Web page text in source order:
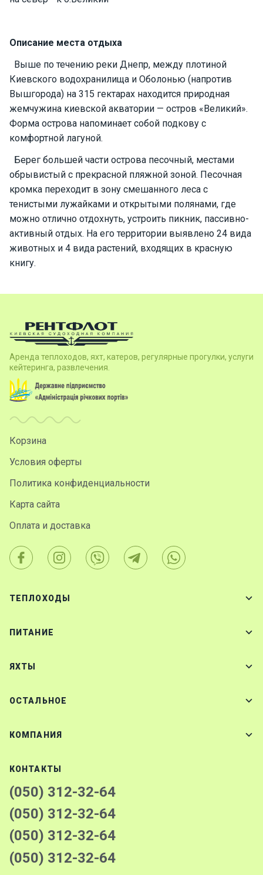
Описание места отдыха
Выше по течению реки Днепр, между плотиной
Киевского водохранилища и Оболонью (напротив
Вышгорода) на 315 гектарах находится природная
жемчужина киевской акватории — остров «Великий».
Форма острова напоминает собой подкову с
комфортной лагуной.
Берег большей части острова песочный, местами
обрывистый с прекрасной пляжной зоной. Песочная
кромка переходит в зону смешанного леса с
тенистыми лужайками и открытыми полянами, где
можно отлично отдохнуть, устроить пикник, пассивно-
активный отдых. На его территории выявлено 24 вида
животных и 4 вида растений, входящих в красную
книгу.
Аренда теплоходов, яхт, катеров, регулярные прогулки, услуги
кейтеринга, развлечения.
Корзина
Условия оферты
Политика конфиденциальности
Карта сайта
Оплата и доставка
ТЕПЛОХОДЫ
ПИТАНИЕ
ЯХТЫ
ОСТАЛЬНОЕ
КОМПАНИЯ
КОНТАКТЫ
(050) 312-32-64
(050) 312-32-64
(050) 312-32-64
(050) 312-32-64
о
н
ы
е
х
т
ы
К
а
т
р
а
ммы
отдыха
Подаро
чные
сертиф
Развле
Речные
прогулк
и
Отзывы